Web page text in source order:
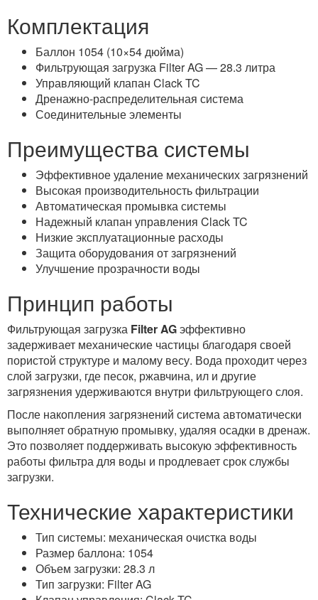
Комплектация
Баллон 1054 (10×54 дюйма)
Фильтрующая загрузка Filter AG — 28.3 литра
Управляющий клапан Clack TC
Дренажно-распределительная система
Соединительные элементы
Преимущества системы
Эффективное удаление механических загрязнений
Высокая производительность фильтрации
Автоматическая промывка системы
Надежный клапан управления Clack TC
Низкие эксплуатационные расходы
Защита оборудования от загрязнений
Улучшение прозрачности воды
Принцип работы
Фильтрующая загрузка Filter AGэффективно
задерживает механические частицы благодаря своей
пористой структуре и малому весу. Вода проходит через
слой загрузки, где песок, ржавчина, ил и другие
загрязнения удерживаются внутри фильтрующего слоя.
После накопления загрязнений система автоматически
выполняет обратную промывку, удаляя осадки в дренаж.
Это позволяет поддерживать высокую эффективность
работы фильтра для воды и продлевает срок службы
загрузки.
Технические характеристики
Тип системы: механическая очистка воды
Размер баллона: 1054
Объем загрузки: 28.3 л
Тип загрузки: Filter AG